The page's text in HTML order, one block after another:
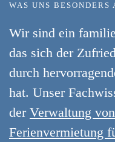
WAS UNS BESONDERS
Wir sind ein
das sich der
durch
hat. Unser
der Verwaltung
Ferienvermietung